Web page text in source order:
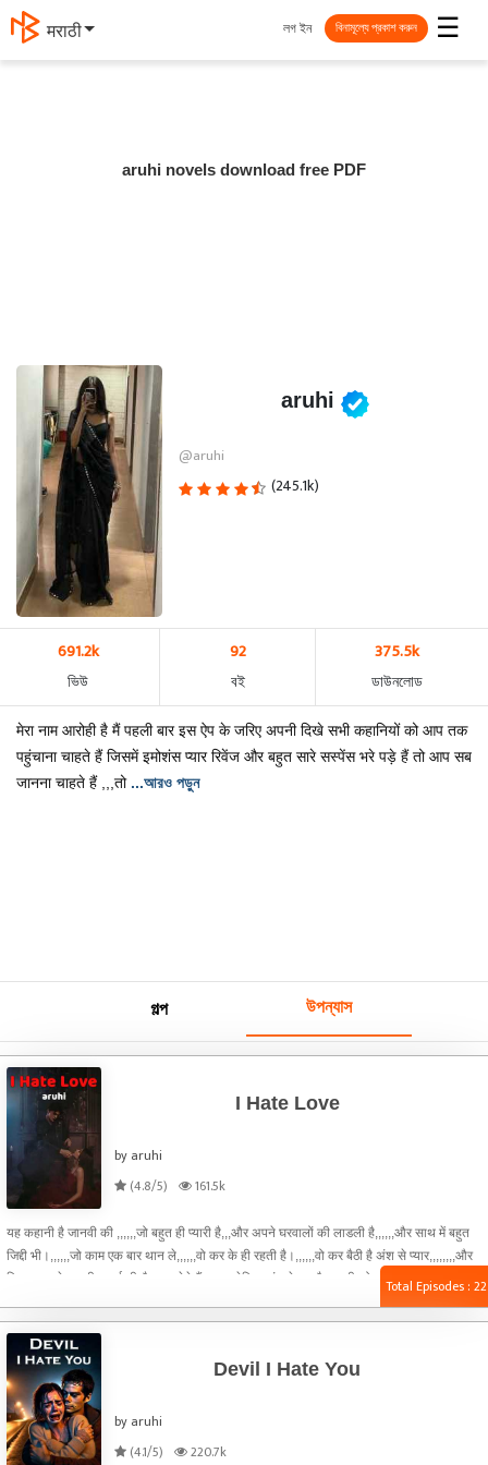
मराठी ☰
লগ ইন বিনামূল্যে প্রকাশ করুন
aruhi novels download free PDF
aruhi
@aruhi
(245.1k)
691.2k
ভিউ
92
বই
375.5k
ডাউনলোড
मेरा नाम आरोही है मैं पहली बार इस ऐप के जरिए अपनी दिखे सभी कहानियों को आप तक
पहुंचाना चाहते हैं जिसमें इमोशंस प्यार रिवेंज और बहुत सारे सस्पेंस भरे पड़े हैं तो आप सब
जानना चाहते हैं ,,,तो ...আরও পড়ুন
গল্প উপন্যাস
I Hate Love
by aruhi
(4.8/5)
161.5k
यह कहानी है जानवी की ,,,,,,जो बहुत ही प्यारी है,,,और अपने घरवालों की लाडली है,,,,,,और साथ में बहुत
जिद्दी भी।,,,,,,जो काम एक बार थान ले,,,,,,वो कर के ही रहती है।,,,,,,वो कर बैठी है अंश से प्यार,,,,,,,,और
फिर घर वाले उनकी सगाई भी तैय कर देते हैं। ,,,,,,लेकिन अंश दे रहा है जानवी को धोखा। आख़िर क्यों
जाएगी?,,,,,,,या फ़िर भी करती रहेगी उससे मोहब्बत?,,,जानने के लिए पढ़ते रहे i hate love
Total Episodes : 22
Devil I Hate You
by aruhi
(4.1/5)
220.7k